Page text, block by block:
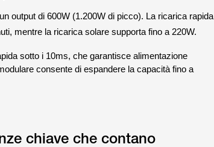
output di 600W (1.200W di picco). La ricarica rapida
mentre la ricarica solare supporta fino a 220W.
sotto i 10ms, che garantisce alimentazione
consente di espandere la capacità fino a
chiave che contano